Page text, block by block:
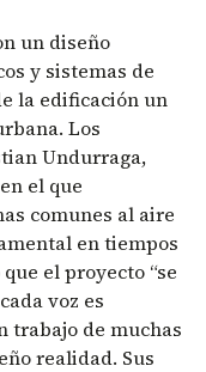
un diseño
y sistemas de
la edificación un
Los
Undurraga,
el que
comunes al aire
en tiempos
el proyecto “se
voz es
trabajo de muchas
realidad. Sus